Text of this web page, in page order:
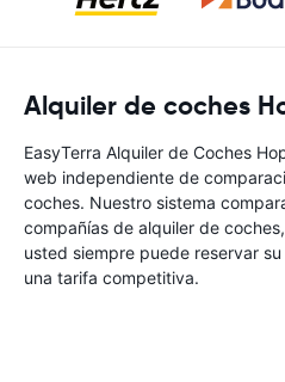
Alquiler de coches
EasyTerra Alquiler de Coches
web independiente de
coches. Nuestro sistema
compañías de alquiler de
usted siempre puede reservar
una tarifa competitiva.